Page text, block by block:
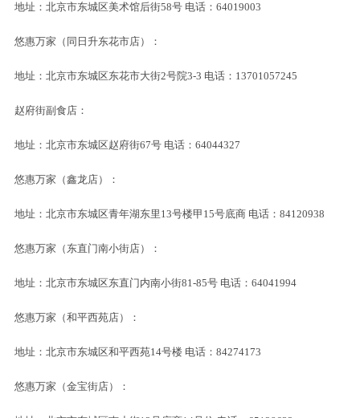
地址：北京市东城区美术馆后街58号 电话：64019003
悠惠万家（同日升东花市店）：
地址：北京市东城区东花市大街2号院3-3 电话：13701057245
赵府街副食店：
地址：北京市东城区赵府街67号 电话：64044327
悠惠万家（鑫龙店）：
地址：北京市东城区青年湖东里13号楼甲15号底商 电话：84120938
悠惠万家（东直门南小街店）：
地址：北京市东城区东直门内南小街81-85号 电话：64041994
悠惠万家（和平西苑店）：
地址：北京市东城区和平西苑14号楼 电话：84274173
悠惠万家（金宝街店）：